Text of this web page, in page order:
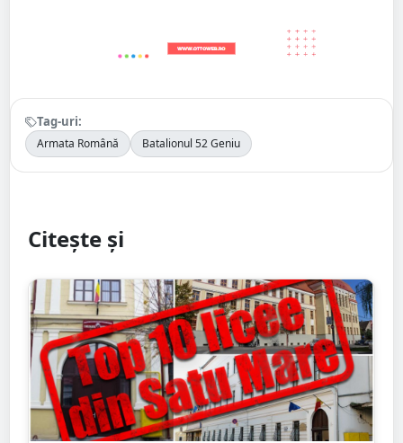
Tag-uri:
Armata Română Batalionul 52 Geniu
Citește și